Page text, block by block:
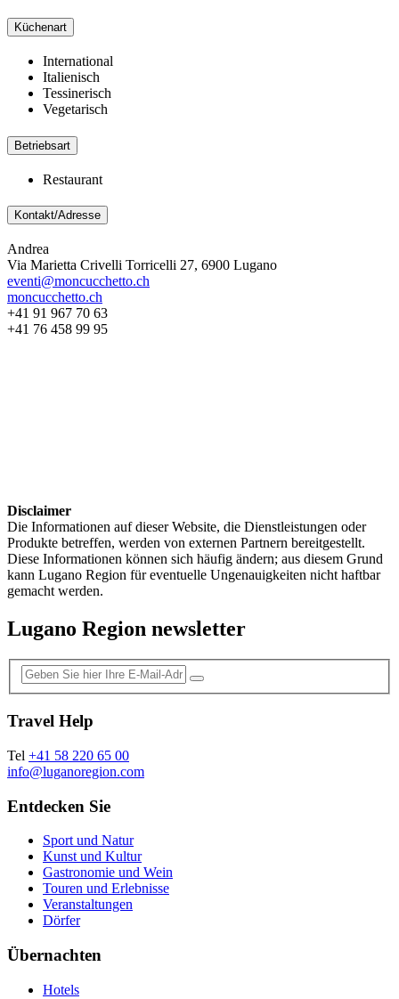
Küchenart
International
Italienisch
Tessinerisch
Vegetarisch
Betriebsart
Restaurant
Kontakt/Adresse
Andrea
Via Marietta Crivelli Torricelli 27, 6900 Lugano
eventi@moncucchetto.ch
moncucchetto.ch
+41 91 967 70 63
+41 76 458 99 95
Disclaimer
Die Informationen auf dieser Website, die Dienstleistungen oder
Produkte betreffen, werden von externen Partnern bereitgestellt.
Diese Informationen können sich häufig ändern; aus diesem Grund
kann Lugano Region für eventuelle Ungenauigkeiten nicht haftbar
gemacht werden.
Lugano Region newsletter
Travel Help
Tel +41 58 220 65 00
info@luganoregion.com
Entdecken Sie
Sport und Natur
Kunst und Kultur
Gastronomie und Wein
Touren und Erlebnisse
Veranstaltungen
Dörfer
Übernachten
Hotels